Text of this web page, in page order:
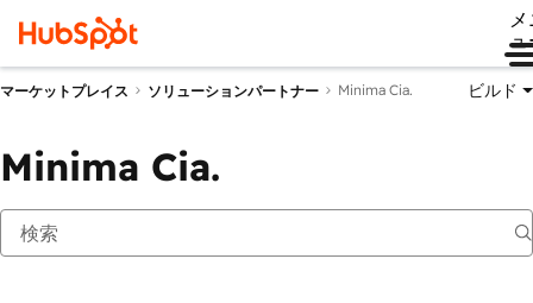
ュ
マーケットプレイス ソリューションパートナー Minima Cia. ビルド
Minima Cia.